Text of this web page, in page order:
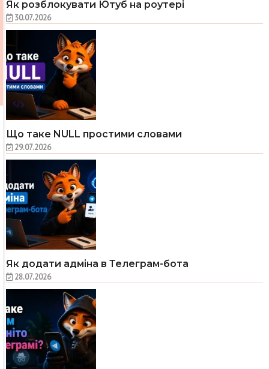
Як розблокувати Ютуб на роутері
30.07.2026
Що таке NULL простими словами
29.07.2026
Як додати адміна в Телеграм-бота
28.07.2026